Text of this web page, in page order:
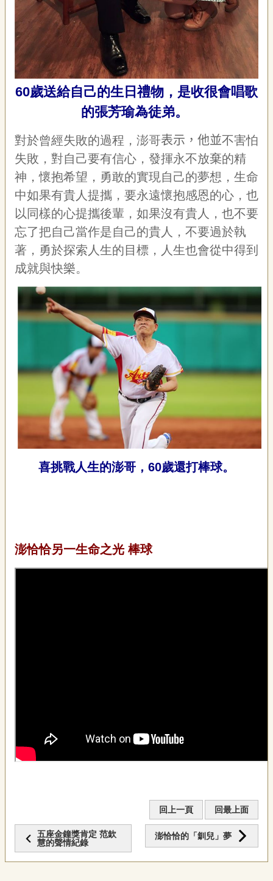
資
料
開
放
宣
告
導
覽
a
o
R
60歲送給自己的生日禮物，是收很會唱歌
的張芳瑜為徒弟。
對於曾經失敗的過程，澎哥表示，他並不害怕
失敗，對自己要有信心，發揮永不放棄的精
神，懷抱希望，勇敢的實現自己的夢想，生命
中如果有貴人提攜，要永遠懷抱感恩的心，也
以同樣的心提攜後輩，如果沒有貴人，也不要
忘了把自己當作是自己的貴人，不要過於執
著，勇於探索人生的目標，人生也會從中得到
成就與快樂。
喜挑戰人生的澎哥，60歲還打棒球。
澎恰恰另一生命之光 棒球
回上一頁 回最上面
五座金鐘獎肯定 范欽
慧的聲情紀錄
澎恰恰的「釧兒」夢